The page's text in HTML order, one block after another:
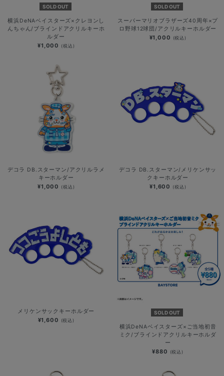
SOLD OUT
横浜DeNAベイスターズ×クレヨンし
んちゃん/ブラインドアクリルキーホ
ルダー
¥1,000 (税込)
SOLD OUT
スーパーマリオブラザーズ40周年×プ
ロ野球12球団/アクリルキーホルダー
¥1,000 (税込)
デコラ DB.スターマン/アクリルラメ
キーホルダー
¥1,000 (税込)
デコラ DB.スターマン/メリケンサッ
クキーホルダー
¥1,600 (税込)
メリケンサックキーホルダー
¥1,600 (税込)
SOLD OUT
横浜DeNAベイスターズ×ご当地初音
ミク/ブラインドアクリルキーホルダ
ー
¥880 (税込)